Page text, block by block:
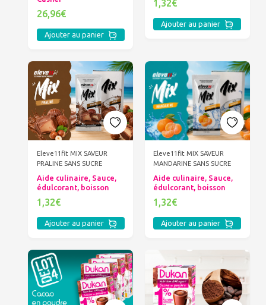
26,96€
Ajouter au panier
1,32€
Ajouter au panier
Eleve11fit MIX SAVEUR
PRALINE SANS SUCRE
Aide culinaire, Sauce,
édulcorant, boisson
1,32€
Ajouter au panier
Eleve11fit MIX SAVEUR
MANDARINE SANS SUCRE
Aide culinaire, Sauce,
édulcorant, boisson
1,32€
Ajouter au panier